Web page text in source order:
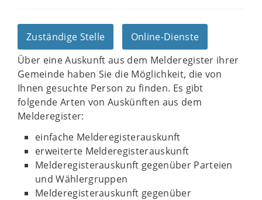
Zuständige Stelle
Online-Dienste
Über eine Auskunft aus dem Melderegister ihrer
Gemeinde haben Sie die Möglichkeit, die von
Ihnen gesuchte Person zu finden. Es gibt
folgende Arten von Auskünften aus dem
Melderegister:
einfache Melderegisterauskunft
erweiterte Melderegisterauskunft
Melderegisterauskunft gegenüber Parteien
und Wählergruppen
Melderegisterauskunft gegenüber